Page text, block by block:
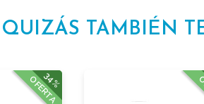
QUIZÁS TAMBIÉN
34%
OFERTA